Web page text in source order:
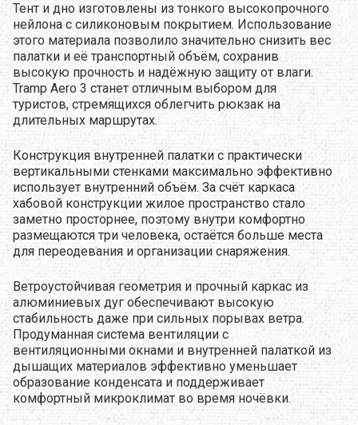
Тент и дно изготовлены из тонкого высокопрочного
нейлона с силиконовым покрытием. Использование
этого материала позволило значительно снизить вес
палатки и её транспортный объём, сохранив
высокую прочность и надёжную защиту от влаги.
Tramp Aero 3 станет отличным выбором для
туристов, стремящихся облегчить рюкзак на
длительных маршрутах.
Конструкция внутренней палатки с практически
вертикальными стенками максимально эффективно
использует внутренний объём. За счёт каркаса
хабовой конструкции жилое пространство стало
заметно просторнее, поэтому внутри комфортно
размещаются три человека, остаётся больше места
для переодевания и организации снаряжения.
Ветроустойчивая геометрия и прочный каркас из
алюминиевых дуг обеспечивают высокую
стабильность даже при сильных порывах ветра.
Продуманная система вентиляции с
вентиляционными окнами и внутренней палаткой из
дышащих материалов эффективно уменьшает
образование конденсата и поддерживает
комфортный микроклимат во время ночёвки.